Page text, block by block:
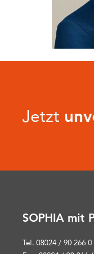
Jetzt
SOPHIA mit
Tel. 08024 / 90 266 0